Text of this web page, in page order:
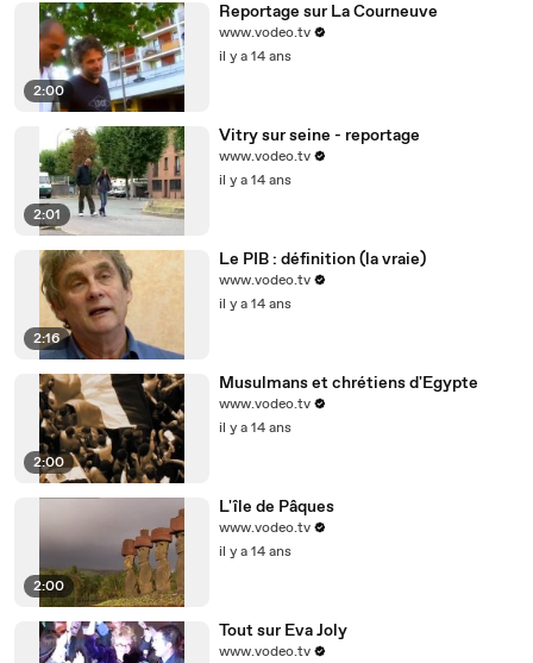
2:00
Reportage sur La Courneuve
www.vodeo.tv
il y a 14 ans
2:01
Vitry sur seine - reportage
www.vodeo.tv
il y a 14 ans
2:16
Le PIB : définition (la vraie)
www.vodeo.tv
il y a 14 ans
2:00
Musulmans et chrétiens d'Egypte
www.vodeo.tv
il y a 14 ans
2:00
L'île de Pâques
www.vodeo.tv
il y a 14 ans
Tout sur Eva Joly
www.vodeo.tv